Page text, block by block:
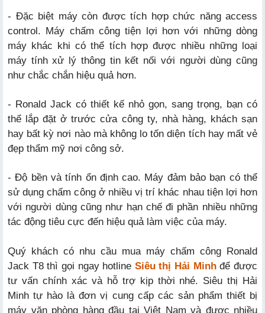
- Đặc biệt máy còn được tích hợp chức năng access
control. Máy chấm công tiện lợi hơn với những dòng
máy khác khi có thể tích hợp được nhiều những loại
máy tính xử lý thông tin kết nối với người dùng cũng
như chắc chắn hiệu quả hơn.
- Ronald Jack có thiết kế nhỏ gọn, sang trọng, bạn có
thể lắp đặt ở trước cửa công ty, nhà hàng, khách sạn
hay bất kỳ nơi nào mà không lo tốn diện tích hay mất vẻ
đẹp thẩm mỹ nơi công sở.
- Độ bền và tính ổn định cao. Máy đảm bảo bạn có thể
sử dụng chấm công ở nhiều vị trí khác nhau tiện lợi hơn
với người dùng cũng như hạn chế đi phần nhiều những
tác động tiêu cực đến hiệu quả làm việc của máy.
Quý khách có nhu cầu mua máy chấm công Ronald
Jack T8 thì gọi ngay hotline Siêu thị Hải Minhđể được
tư vấn chính xác và hỗ trợ kịp thời nhé. Siêu thị Hải
Minh tự hào là đơn vị cung cấp các sản phẩm thiết bị
máy văn phòng hàng đầu tại Việt Nam và được nhiều